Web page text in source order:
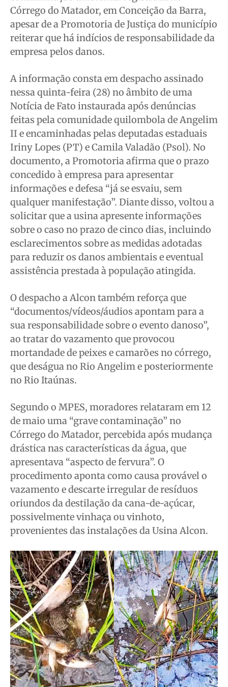
Quem Somos
Expediente
Anuncie
Termos de Uso
Privacidade
Quem Somos
Expediente
Anuncie
Termos de Uso
Privacidade
Quem Somos
Expediente
Anuncie
Termos de Uso
Privacidade
Quem Somos
Expediente
Anuncie
Termos de Uso
Privacidade
Córrego do Matador, em Conceição da Barra,
apesar de a Promotoria de Justiça do município
reiterar que há indícios de responsabilidade da
empresa pelos danos.
A informação consta em despacho assinado
nessa quinta-feira (28) no âmbito de uma
Notícia de Fato instaurada após denúncias
feitas pela comunidade quilombola de Angelim
II e encaminhadas pelas deputadas estaduais
Iriny Lopes (PT) e Camila Valadão (Psol). No
documento, a Promotoria afirma que o prazo
concedido à empresa para apresentar
informações e defesa “já se esvaiu, sem
qualquer manifestação”. Diante disso, voltou a
solicitar que a usina apresente informações
sobre o caso no prazo de cinco dias, incluindo
esclarecimentos sobre as medidas adotadas
para reduzir os danos ambientais e eventual
assistência prestada à população atingida.
O despacho a Alcon também reforça que
“documentos/vídeos/áudios apontam para a
sua responsabilidade sobre o evento danoso”,
ao tratar do vazamento que provocou
mortandade de peixes e camarões no córrego,
que deságua no Rio Angelim e posteriormente
no Rio Itaúnas.
Segundo o MPES, moradores relataram em 12
de maio uma “grave contaminação” no
Córrego do Matador, percebida após mudança
drástica nas características da água, que
apresentava “aspecto de fervura”. O
procedimento aponta como causa provável o
vazamento e descarte irregular de resíduos
oriundos da destilação da cana-de-açúcar,
possivelmente vinhaça ou vinhoto,
provenientes das instalações da Usina Alcon.